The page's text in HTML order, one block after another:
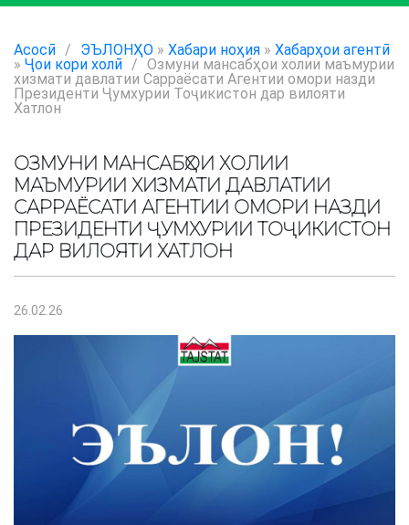
Асосӣ / ЭЪЛОНҲО » Хабари ноҳия » Хабарҳои агентӣ
» Ҷои кори холӣ / Озмуни мансабҳои холии маъмурии
хизмати давлатии Сарраёсати Агентии омори назди
Президенти Ҷумхурии Тоҷикистон дар вилояти
Хатлон
ОЗМУНИ МАНСАБҲОИ ХОЛИИ
МАЪМУРИИ ХИЗМАТИ ДАВЛАТИИ
САРРАЁСАТИ АГЕНТИИ ОМОРИ НАЗДИ
ПРЕЗИДЕНТИ ҶУМХУРИИ ТОҶИКИСТОН
ДАР ВИЛОЯТИ ХАТЛОН
26.02.26